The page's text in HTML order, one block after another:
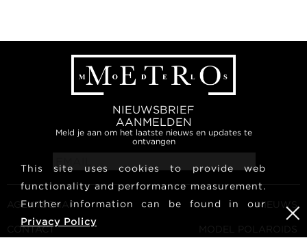
NIEUWSBRIEF
AANMELDEN
Meld je aan om het laatste nieuws en updates te
ontvangen
AGENTSCHAP
CONTACT
NIEUWS
MODEL POLAROIDS
This site uses cookies to provide web
functionality and performance measurement.
Further information can be found in our
Privacy Policy